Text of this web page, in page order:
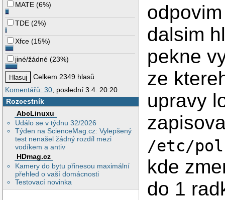
MATE (6%)
TDE (2%)
Xfce (15%)
jiné/žádné (23%)
Celkem 2349 hlasů
Komentářů: 30 , poslední 3.4. 20:20
Rozcestník
AbcLinuxu
Událo se v týdnu 32/2026
Týden na ScienceMag.cz: Vylepšený
test nenašel žádný rozdíl mezi
vodíkem a antiv
HDmag.cz
Kamery do bytu přinesou maximální
přehled o vaší domácnosti
Testovací novinka
dalsim
pekne
ze
upravy
/etc/
kde
do 1